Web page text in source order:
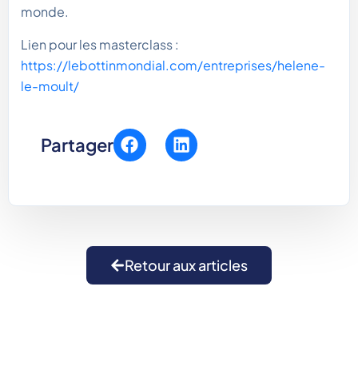
monde.
Lien pour les masterclass :
https://lebottinmondial.com/entreprises/helene-
le-moult/
Partager
Retour aux articles